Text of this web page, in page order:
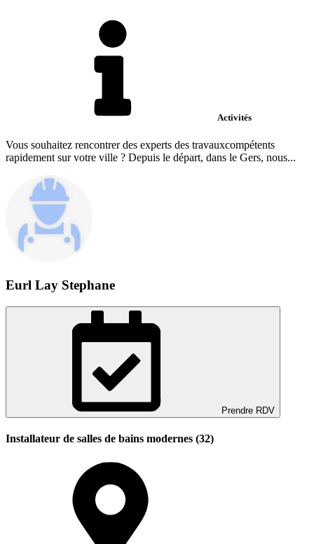
Activités
Vous souhaitez rencontrer des experts des travauxcompétents
rapidement sur votre ville ? Depuis le départ, dans le Gers, nous...
Eurl Lay Stephane
Prendre RDV
Installateur de salles de bains modernes (32)